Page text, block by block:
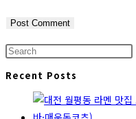
Recent Posts